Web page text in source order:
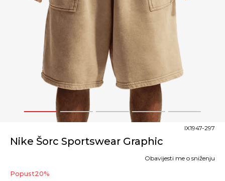
1 2 3 4 5
Nike Šorc Sportswear Graphic
IX1947-297
Popust20%
Obavijesti me o sniženju